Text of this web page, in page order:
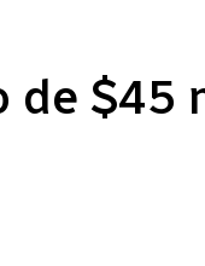
de $45